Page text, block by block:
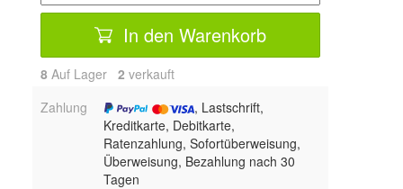
In den Warenkorb
8 Auf Lager 2 verkauft
Zahlung
, Lastschrift,
Kreditkarte, Debitkarte,
Ratenzahlung, Sofortüberweisung,
Überweisung, Bezahlung nach 30
Tagen